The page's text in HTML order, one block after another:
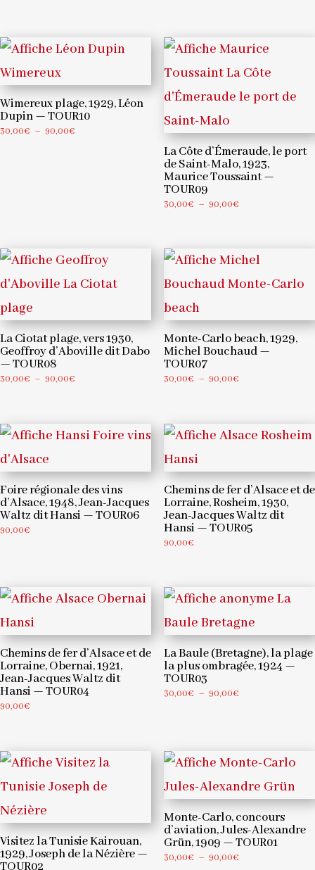
90,00€
à
90,00€
Wimereux plage, 1929, Léon
Dupin — TOUR10
30,00€ – 90,00€
La Côte d’Émeraude, le port
de Saint-Malo, 1923,
Maurice Toussaint —
TOUR09
30,00€ – 90,00€Plage
30,00€
90,00€
La Ciotat plage, vers 1930,
Geoffroy d’Aboville dit Dabo
— TOUR08
30,00€ – 90,00€
à
Monte-Carlo beach, 1929,
Michel Bouchaud —
TOUR07
30,00€ – 90,00€Plage
à
Foire régionale des vins
d’Alsace, 1948, Jean-Jacques
Waltz dit Hansi — TOUR06
90,00€
Chemins de fer d’Alsace et de
Lorraine, Rosheim, 1930,
Jean-Jacques Waltz dit
Hansi — TOUR05
90,00€
Chemins de fer d’Alsace et de
Lorraine, Obernai, 1921,
Jean-Jacques Waltz dit
Hansi — TOUR04
90,00€
La Baule (Bretagne), la plage
la plus ombragée, 1924 —
TOUR03
30,00€ – 90,00€Plage
à
Visitez la Tunisie Kairouan,
1929, Joseph de la Nézière —
TOUR02
Monte-Carlo, concours
d’aviation, Jules-Alexandre
Grün, 1909 — TOUR01
30,00€ – 90,00€Plage